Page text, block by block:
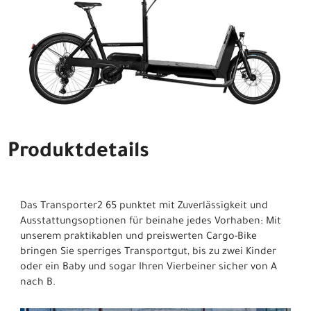
Produktdetails
Das Transporter2 65 punktet mit Zuverlässigkeit und
Ausstattungsoptionen für beinahe jedes Vorhaben: Mit
unserem praktikablen und preiswerten Cargo-Bike
bringen Sie sperriges Transportgut, bis zu zwei Kinder
oder ein Baby und sogar Ihren Vierbeiner sicher von A
nach B.